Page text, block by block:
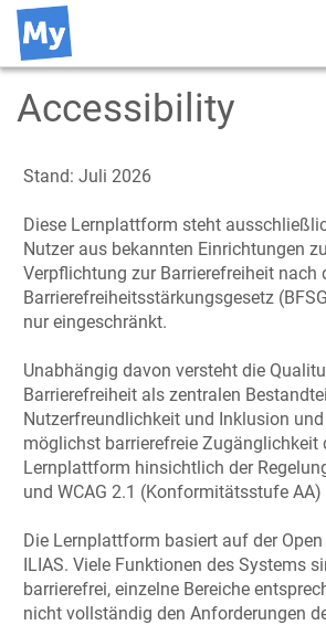
Accessibility
Stand: Juli 2026
Diese Lernplattform steht
Nutzer aus bekannten Einrichtungen
Verpflichtung zur Barrierefreiheit nach
Barrierefreiheitsstärkungsgesetz
nur eingeschränkt.
Unabhängig davon versteht die
Barrierefreiheit als zentralen
Nutzerfreundlichkeit und Inklusion
möglichst barrierefreie Zugänglichkeit
Lernplattform hinsichtlich der
und WCAG 2.1 (Konformitätsstufe
Die Lernplattform basiert auf der
ILIAS. Viele Funktionen des Systems
barrierefrei, einzelne Bereiche
nicht vollständig den Anforderungen